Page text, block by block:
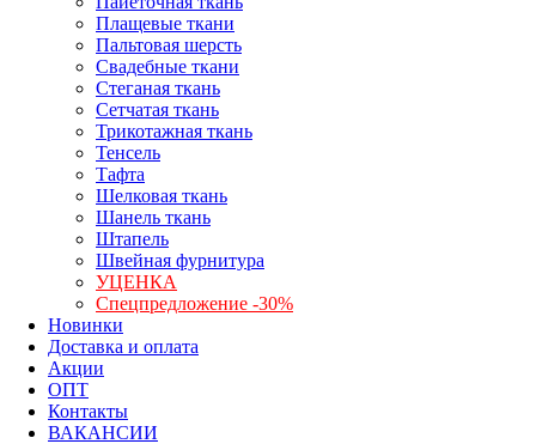
Плащевые ткани
Пальтовая шерсть
Свадебные ткани
Стеганая ткань
Сетчатая ткань
Трикотажная ткань
Тенсель
Тафта
Шелковая ткань
Шанель ткань
Штапель
Швейная фурнитура
УЦЕНКА
Спецпредложение -30%
Новинки
Доставка и оплата
Акции
ОПТ
Контакты
ВАКАНСИИ